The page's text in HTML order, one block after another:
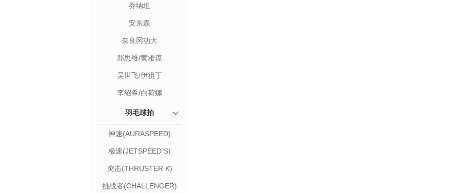
乔纳坦
安东森
奈良冈功大
郑思维/黄雅琼
吴世飞/伊祖丁
李绍希/白荷娜
羽毛球拍
神速(AURASPEED)
极速(JETSPEED S)
突击(THRUSTER K)
挑战者(CHALLENGER)